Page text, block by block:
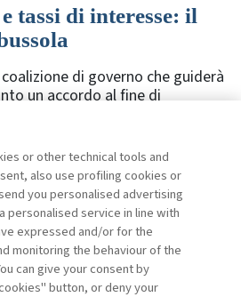
tassi di interesse: il
di governo che guiderà
un accordo al fine di
formali e culturali, in generale
pubblica, deficit e debito, e in
riguarda le spese nella difesa.
sul debito tedesco sono saliti. E’
una accoglienza positiva o
Un’analisi empirica ha
questione la seguente
notizia di politica ...
or other technical tools and
also use profiling cookies or
you personalised advertising
personalised service in line with
expressed and/or for the
monitoring the behaviour of the
can give your consent by
button, or deny your